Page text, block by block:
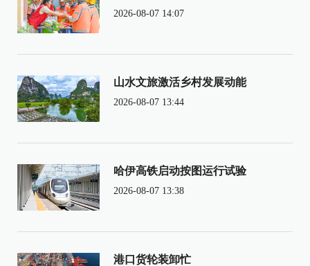
2026-08-07 14:07
山水文旅激活乡村发展动能
2026-08-07 13:44
哈伊高铁启动按图运行试验
2026-08-07 13:38
港口货轮装卸忙